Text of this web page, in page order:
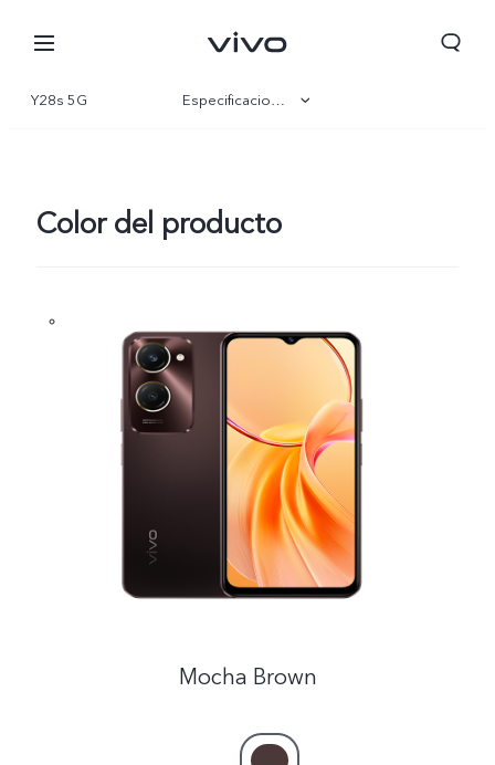
Y28s 5G Especificaciones
Color del producto
Mocha Brown